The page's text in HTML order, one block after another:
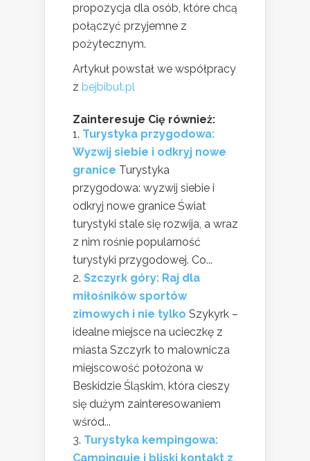
propozycja dla osób, które chcą
połączyć przyjemne z
pożytecznym.
Artykuł powstał we współpracy
z bejbibut.pl
Zainteresuje Cię również:
Turystyka przygodowa:
Wyzwij siebie i odkryj nowe
granice Turystyka
przygodowa: wyzwij siebie i
odkryj nowe granice Świat
turystyki stale się rozwija, a wraz
z nim rośnie popularność
turystyki przygodowej. Co...
Szczyrk góry: Raj dla
miłośników sportów
zimowych i nie tylko Szykyrk –
idealne miejsce na ucieczkę z
miasta Szczyrk to malownicza
miejscowość położona w
Beskidzie Śląskim, która cieszy
się dużym zainteresowaniem
wśród...
Turystyka kempingowa:
Campinguje i bliski kontakt z